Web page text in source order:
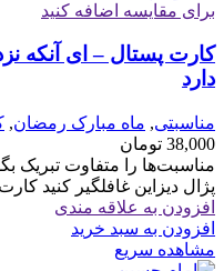
برای مقایسه اضافه کنید
کارت پستال – ای آنکه
دارد
مناسبتی, ماه مبارک رمضان,
38,000 تومان
مناسبت‌ها را متفاوت تبریک
پژال دیزاین غافلگیر کنید
افزودن به علاقه مندی
افزودن به سبد خرید
مشاهده سریع